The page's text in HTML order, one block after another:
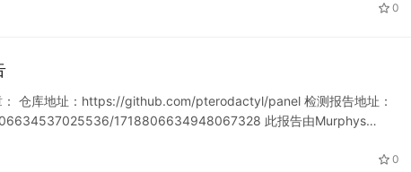
0
仓库地址：https://github.com/pterodactyl/panel 检测报告地址：
1718806634948067328 此报告由Murphys…
0